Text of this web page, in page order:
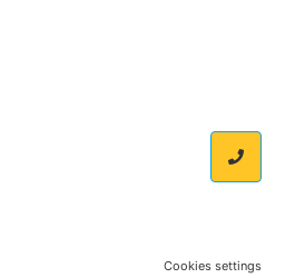
Cookies settings